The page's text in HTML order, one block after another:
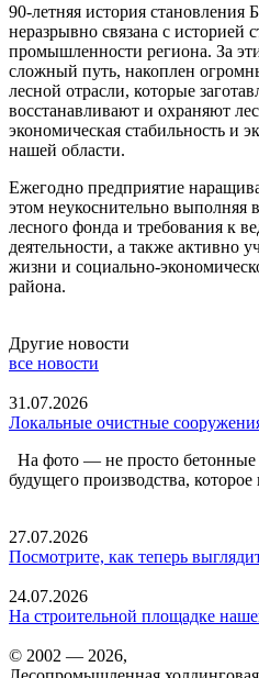
90-летняя история становления
неразрывно связана с историей
промышленности региона. За
сложный путь, накоплен
лесной отрасли, которые
восстанавливают и охраняют
экономическая стабильность и
нашей области.
Ежегодно предприятие
этом неукоснительно выполняя
лесного фонда и требования к
деятельности, а также активно
жизни и социально-
района.
Другие новости
все новости
31.07.2026
Локальные очистные
На фото — не просто бетонные
будущего производства,
27.07.2026
Посмотрите, как теперь
24.07.2026
На строительной площадке
© 2002 — 2026,